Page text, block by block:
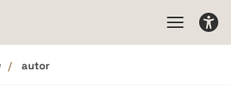
autor